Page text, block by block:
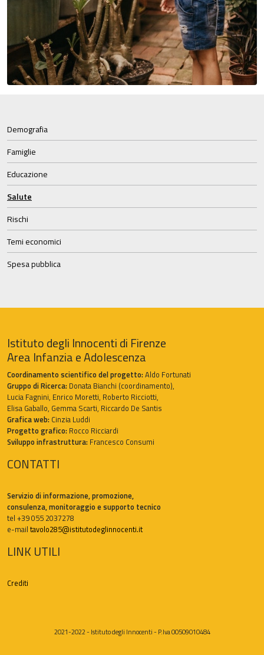
Demografia
Famiglie
Educazione
Salute
Rischi
Temi economici
Spesa pubblica
Istituto degli Innocenti di Firenze
Area Infanzia e Adolescenza
Coordinamento scientifico del progetto:Aldo Fortunati
Gruppo di Ricerca: Donata Bianchi (coordinamento),
Lucia Fagnini, Enrico Moretti, Roberto Ricciotti,
Elisa Gaballo, Gemma Scarti, Riccardo De Santis
Grafica web: Cinzia Luddi
Progetto grafico: Rocco Ricciardi
Sviluppo infrastruttura: Francesco Consumi
CONTATTI
Servizio di informazione, promozione,
consulenza, monitoraggio e supporto tecnico
tel +39 055 2037278
e-mail tavolo285@istitutodeglinnocenti.it
LINK UTILI
Crediti
2021-2022 - Istituto degli Innocenti - P.Iva 00509010484